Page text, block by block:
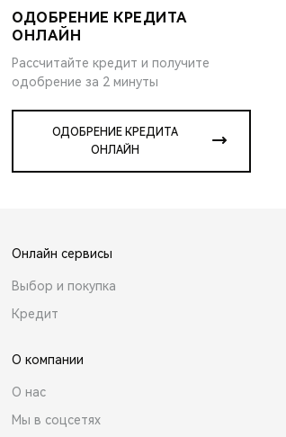
ОДОБРЕНИЕ КРЕДИТА
ОНЛАЙН
Рассчитайте кредит и получите
одобрение за 2 минуты
ОДОБРЕНИЕ КРЕДИТА
ОНЛАЙН
Онлайн сервисы
Выбор и покупка
Кредит
О компании
О нас
Мы в соцсетях